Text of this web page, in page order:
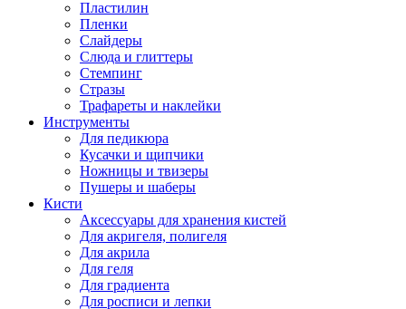
Пластилин
Пленки
Слайдеры
Слюда и глиттеры
Стемпинг
Стразы
Трафареты и наклейки
Инструменты
Для педикюра
Кусачки и щипчики
Ножницы и твизеры
Пушеры и шаберы
Кисти
Аксессуары для хранения кистей
Для акригеля, полигеля
Для акрила
Для геля
Для градиента
Для росписи и лепки